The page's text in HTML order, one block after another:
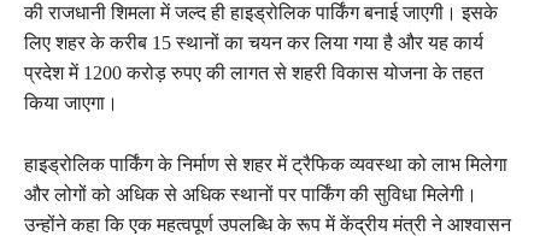
की राजधानी शिमला में जल्द ही हाइड्रोलिक पार्किंग बनाई जाएगी। इसके
लिए शहर के करीब 15 स्थानों का चयन कर लिया गया है और यह कार्य
प्रदेश में 1200 करोड़ रुपए की लागत से शहरी विकास योजना के तहत
किया जाएगा।
हाइड्रोलिक पार्किंग के निर्माण से शहर में ट्रैफिक व्यवस्था को लाभ मिलेगा
और लोगों को अधिक से अधिक स्थानों पर पार्किंग की सुविधा मिलेगी।
उन्होंने कहा कि एक महत्वपूर्ण उपलब्धि के रूप में केंद्रीय मंत्री ने आश्वासन